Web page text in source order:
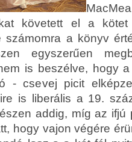
követett el a kötet
számomra a könyv
egyszerűen
is beszélve, hogy
- csevej picit
is liberális a 19.
addig, míg az ifjú
hogy vajon végére